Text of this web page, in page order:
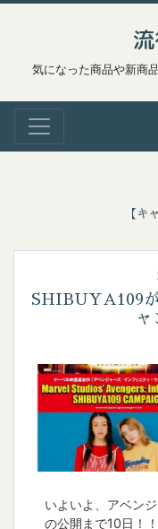
気になった商品や新商
【キ
SHIBUYA109が
ャ
いよいよ、アベン
の公開まで10日！